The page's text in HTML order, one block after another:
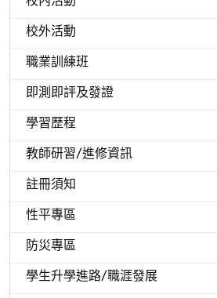
校外活動
職業訓練班
即測即評及發證
學習歷程
教師研習/進修資訊
註冊須知
性平專區
防災專區
學生升學進路/職涯發展